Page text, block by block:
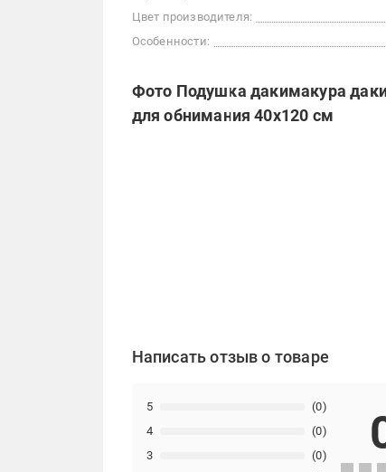
Цвет производителя:
Особенности:
Фото Подушка дакимакура
для обнимания 40x120 см
Написать отзыв о товаре
3 (0)
4 (0)
5 (0)